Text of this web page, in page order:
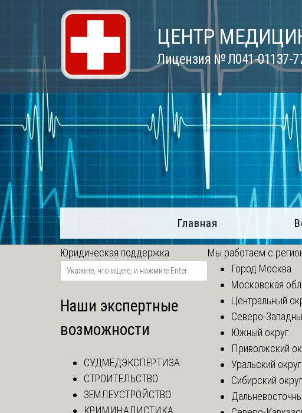
ЦЕНТР
Лицензия № Л041-01137-
Главная
Юридическая поддержка
Наши экспертные
возможности
СУДМЕДЭКСПЕРТИЗА
СТРОИТЕЛЬСТВО
ЗЕМЛЕУСТРОЙСТВО
Мы работаем с
Город Москва
Московская
Центральный
Северо-
Южный округ
Приволжский
Уральский округ
Сибирский округ